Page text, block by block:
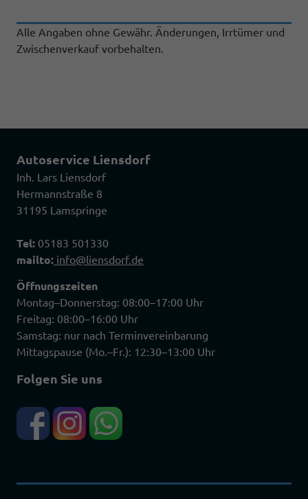
Alle Angaben ohne Gewähr. Änderungen, Irrtümer und
Zwischenverkauf vorbehalten.
Autoservice Liensdorf
Inh. Lars Liensdorf
Hermannstraße 8
31195 Lamspringe
Tel: 05183 501330
mailto: info@liensdorf.de
Öffnungszeiten
Montag–Donnerstag: 08:00–17:00 Uhr
Freitag: 08:00–16:00 Uhr
Samstag: nur nach Terminvereinbarung
Mittagspause (Mo.–Fr.): 12:30–13:00 Uhr
Folgen Sie uns